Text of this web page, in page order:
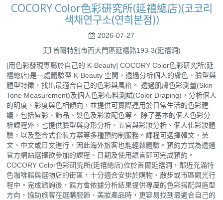
COCORY Color色彩研究所(延禧總店)(코코리
색채연구소(연희본점))
2026-07-27
首爾特別市西大門區延禧路193-3(延禧洞)
[用色彩發現專屬於自己的 K-Beauty] COCORY Color色彩研究所(延
禧總店)是一處體驗型 K-Beauty 空間，透過分析個人的膚色、臉型與
體型特徵，找出最適合自己的色彩與風格。 透過肌膚色彩測量(Skin
Tone Measurement)及個人色彩布料測試(Color Draping)，分析個人
的明度、彩度與色相傾向，並提供可實際運用於日常生活的色彩建
議，包括唇彩、飾品、髮色及彩妝配色等。 除了基本的個人色彩分
析課程外，也提供臉型與身形分析、五官與彩妝分析、個人化彩妝體
驗，以及整合式套裝方案等多種預約制服務。課程可選擇韓文、英
文、中文或日文進行，因此海外旅客也能輕鬆體驗。預約方式為透過
官方網站選擇欲參加的課程、日期及使用語言即可完成預約。
COCORY Color色彩研究所(延禧總店)位於首爾延禧洞，鄰近充滿特
色咖啡館與選物店的街區，十分適合安排於購物、散步或市區觀光行
程中。完成諮詢後，館方會依據分析結果提供專屬的色彩搭配與造型
方向，協助旅客在選購服飾、美妝產品時，更容易找到最適合自己的